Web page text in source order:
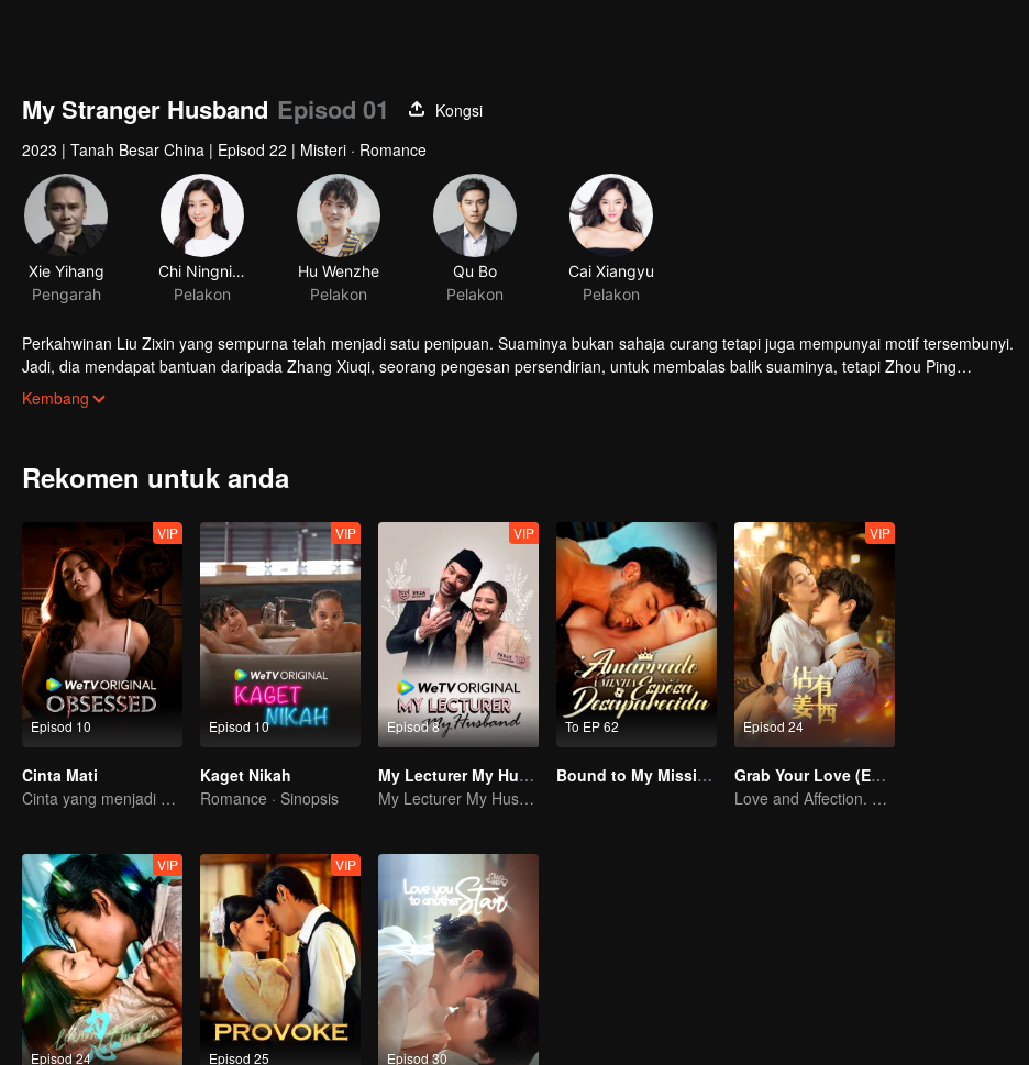
My Stranger Husband Episod 01
Kongsi
2023 | Tanah Besar China | Episod 22 | Misteri · Romance
Perkahwinan Liu Zixin yang sempurna telah menjadi satu penipuan. Suaminya bukan sahaja curang tetapi juga mempunyai motif tersembunyi.
Jadi, dia mendapat bantuan daripada Zhang Xiuqi, seorang pengesan persendirian, untuk membalas balik suaminya, tetapi Zhou Ping
mendedahkan bahawa dia telah menipunya dengan Zhang Xiuqi setahun yang lalu. Kemalangan kereta menyebabkan dia kehilangan sebahagian
daripada ingatannya. Tetapi mengapa Zhang Xiuqi mendekatinya dan menyembunyikan identitinya? Liu Zixin terperangkap dalam kabus tebal...
Kembang
Rekomen untuk anda
Episod 10
VIP
Cinta Mati
Cinta yang menjadi obsesi
Episod 10
VIP
Kaget Nikah
Romance · Sinopsis
Episod 8
VIP
My Lecturer My Husband
My Lecturer My Husband
To EP 62
Bound to My Missing Wife
Episod 24
VIP
Grab Your Love (English Ver.)
Love and Affection. All is Well.
Episod 24
VIP
Episod 25
VIP
Episod 30